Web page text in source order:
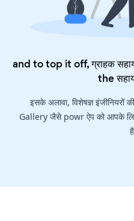
and to top it off, ग्राहक
the
इसके अलावा, विशेषज्ञ
Gallery जैसे powr ऐप को आपके लिए